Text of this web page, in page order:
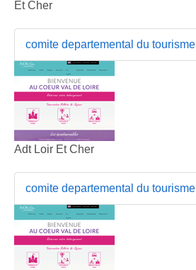
Et Cher
comite departemental du tourisme
Adt Loir Et Cher
comite departemental du tourisme